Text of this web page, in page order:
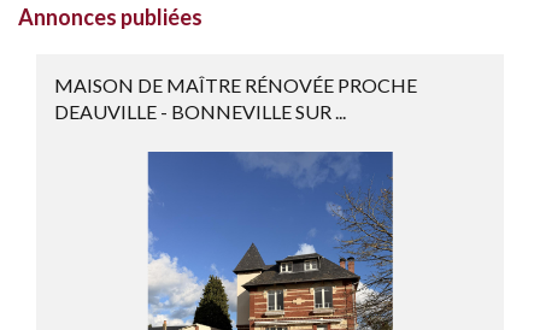
Annonces publiées
MAISON DE MAÎTRE RÉNOVÉE PROCHE
DEAUVILLE - BONNEVILLE SUR ...